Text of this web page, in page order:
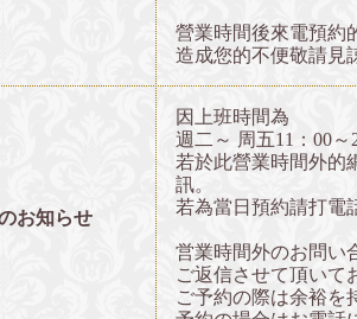
營業時間後來電預約
造成您的不便敬請見
お知らせ
因上班時間為
週二～ 周五11：00～
若於此營業時間外的
訊。
若為當日預約請打電
営業時間外のお問い
ご返信させて頂いて
ご予約の際は余裕を